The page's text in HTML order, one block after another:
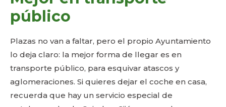
público
Plazas no van a faltar, pero el propio Ayuntamiento
lo deja claro: la mejor forma de llegar es en
transporte público, para esquivar atascos y
aglomeraciones. Si quieres dejar el coche en casa,
recuerda que hay un servicio especial de